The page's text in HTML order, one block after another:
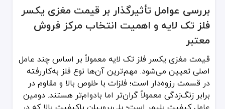
بررسی عوامل تأثیرگذار بر قیمت مغزی یکسر
فلز تک لایه و اهمیت انتخاب مرکز فروش
معتبر
قیمت مغزی یکسر فلز تک لایه معمولاً بر اساس چند عامل
اصلی تعیین می‌شود. مهم‌ترین آن‌ها نوع فلز به‌کاررفته
در قسمت رزوه‌دار است؛ فلزات با خلوص بالا و مقاوم در
برابر زنگ‌زدگی معمولاً گران‌تر اما بادوام‌تر هستند. دومین